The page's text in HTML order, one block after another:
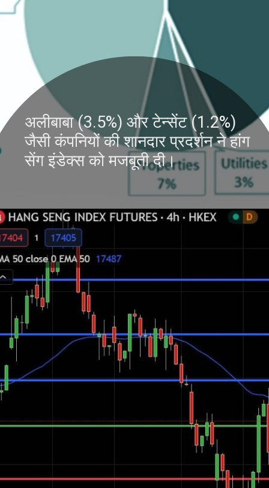
अलीबाबा (3.5%) और टेन्सेंट (1.2%)
जैसी कंपनियों की शानदार प्रदर्शन ने हांग
सेंग इंडेक्स को मजबूती दी।